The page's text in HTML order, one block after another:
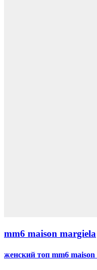
mm6 maison margiela
женский топ mm6